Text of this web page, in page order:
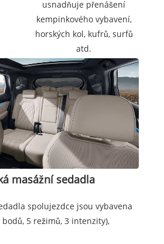
usnadňuje přenášení
kempinkového vybavení,
horských kol, kufrů, surfů
atd.
masážní sedadla
spolujezdce jsou vybavena
5 režimů, 3 intenzity),